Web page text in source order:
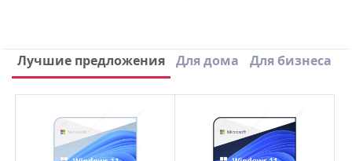
Написать отзыв
×
Лучшие предложения Для дома Для бизнеса